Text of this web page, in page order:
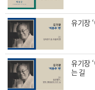
유기장
유기장
는 길